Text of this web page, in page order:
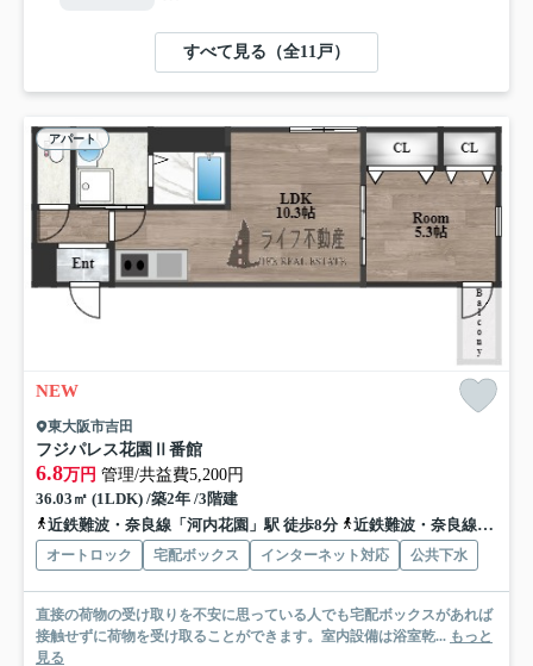
すべて見る（全11戸）
アパート
NEW
東大阪市吉田
フジパレス花園Ⅱ番館
6.8万円 管理/共益費5,200円
36.03㎡ (1LDK) /築2年 /3階建
近鉄難波・奈良線「河内花園」駅 徒歩8分
近鉄難波・奈良線「東花園」駅 徒歩9分
オートロック 宅配ボックス インターネット対応 公共下水
直接の荷物の受け取りを不安に思っている人でも宅配ボックスがあれば
接触せずに荷物を受け取ることができます。室内設備は浴室乾... もっと
見る